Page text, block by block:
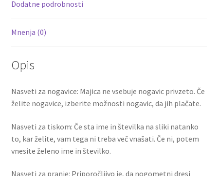
Dodatne podrobnosti
Mnenja (0)
Opis
Nasveti za nogavice: Majica ne vsebuje nogavic privzeto. Če
želite nogavice, izberite možnosti nogavic, da jih plačate.
Nasveti za tiskom: Če sta ime in številka na sliki natanko
to, kar želite, vam tega ni treba več vnašati. Če ni, potem
vnesite želeno ime in številko.
Nasveti za pranje: Priporočljivo je, da nogometni dresi